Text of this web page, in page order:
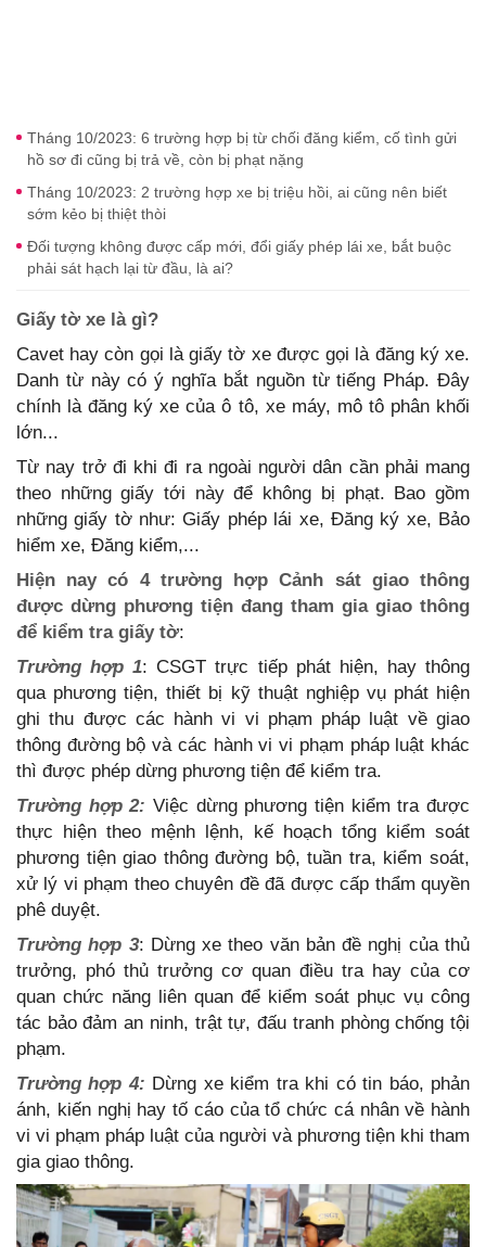
Tháng 10/2023: 6 trường hợp bị từ chối đăng kiểm, cố tình gửi
hồ sơ đi cũng bị trả về, còn bị phạt nặng
Tháng 10/2023: 2 trường hợp xe bị triệu hồi, ai cũng nên biết
sớm kẻo bị thiệt thòi
Đối tượng không được cấp mới, đổi giấy phép lái xe, bắt buộc
phải sát hạch lại từ đầu, là ai?
Giấy tờ xe là gì?
Cavet hay còn gọi là giấy tờ xe được gọi là đăng ký xe.
Danh từ này có ý nghĩa bắt nguồn từ tiếng Pháp. Đây
chính là đăng ký xe của ô tô, xe máy, mô tô phân khối
lớn...
Từ nay trở đi khi đi ra ngoài người dân cần phải mang
theo những giấy tới này để không bị phạt. Bao gồm
những giấy tờ như: Giấy phép lái xe, Đăng ký xe, Bảo
hiểm xe, Đăng kiểm,...
Hiện nay có 4 trường hợp Cảnh sát giao thông
được dừng phương tiện đang tham gia giao thông
để kiểm tra giấy tờ:
Trường hợp 1: CSGT trực tiếp phát hiện, hay thông
qua phương tiện, thiết bị kỹ thuật nghiệp vụ phát hiện
ghi thu được các hành vi vi phạm pháp luật về giao
thông đường bộ và các hành vi vi phạm pháp luật khác
thì được phép dừng phương tiện để kiểm tra.
Trường hợp 2: Việc dừng phương tiện kiểm tra được
thực hiện theo mệnh lệnh, kế hoạch tổng kiểm soát
phương tiện giao thông đường bộ, tuần tra, kiểm soát,
xử lý vi phạm theo chuyên đề đã được cấp thẩm quyền
phê duyệt.
Trường hợp 3: Dừng xe theo văn bản đề nghị của thủ
trưởng, phó thủ trưởng cơ quan điều tra hay của cơ
quan chức năng liên quan để kiểm soát phục vụ công
tác bảo đảm an ninh, trật tự, đấu tranh phòng chống tội
phạm.
Trường hợp 4: Dừng xe kiểm tra khi có tin báo, phản
ánh, kiến nghị hay tố cáo của tổ chức cá nhân về hành
vi vi phạm pháp luật của người và phương tiện khi tham
gia giao thông.